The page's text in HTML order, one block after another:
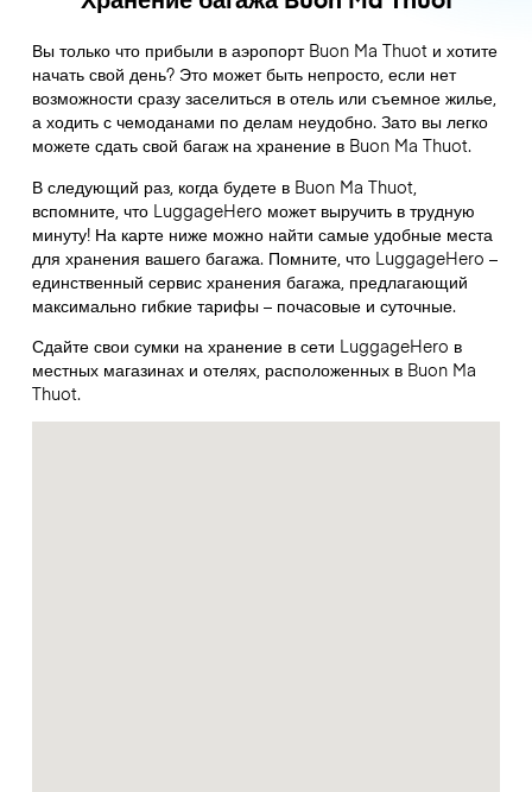
Вы только что прибыли в аэропорт Buon Ma Thuot и хотите
начать свой день? Это может быть непросто, если нет
возможности сразу заселиться в отель или съемное жилье,
а ходить с чемоданами по делам неудобно. Зато вы легко
можете сдать свой багаж на хранение в Buon Ma Thuot.
В следующий раз, когда будете в Buon Ma Thuot,
вспомните, что LuggageHero может выручить в трудную
минуту! На карте ниже можно найти самые удобные места
для хранения вашего багажа. Помните, что LuggageHero –
единственный сервис хранения багажа, предлагающий
максимально гибкие тарифы – почасовые и суточные.
Сдайте свои сумки на хранение в сети LuggageHero в
местных магазинах и отелях, расположенных в Buon Ma
Thuot.